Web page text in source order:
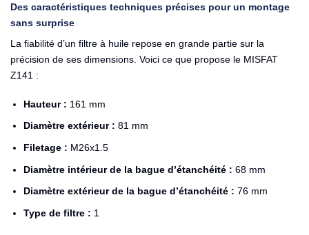
Des caractéristiques techniques précises pour un montage
sans surprise
La fiabilité d’un filtre à huile repose en grande partie sur la
précision de ses dimensions. Voici ce que propose le MISFAT
Z141 :
Hauteur : 161 mm
Diamètre extérieur : 81 mm
Filetage : M26x1.5
Diamètre intérieur de la bague d’étanchéité : 68 mm
Diamètre extérieur de la bague d’étanchéité : 76 mm
Type de filtre : 1